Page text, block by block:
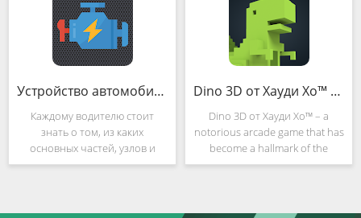
👩‍🎓 - Интересно! 😃Более 1
400
больше игроков, готовых
бросить
Устройство автомобиля+
Каждому водителю стоит
знать о том, из каких
основных частей, узлов и
агрегатов состоит
необходимо когда
Dino 3D от Хауди Хо™ (MOD, Unlimited Money)
Dino 3D от Хауди Хо™ – a
notorious arcade game that has
become a hallmark of the
Google Chrome browser, and
blogger. And, although the